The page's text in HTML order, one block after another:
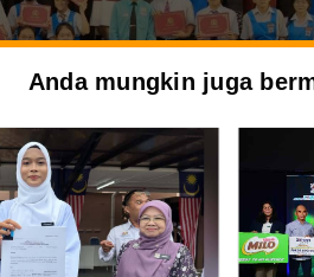
Anda mungkin juga